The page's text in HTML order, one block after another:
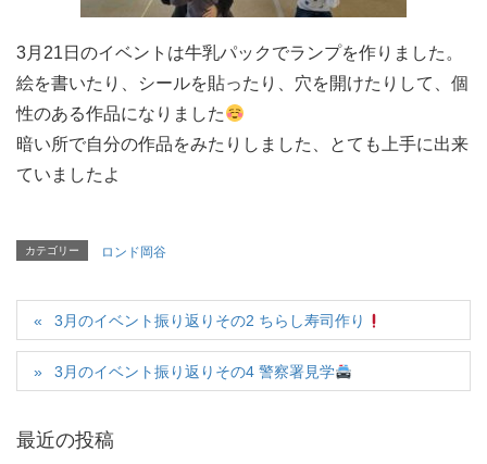
3月21日のイベントは牛乳パックでランプを作りました。
絵を書いたり、シールを貼ったり、穴を開けたりして、個
性のある作品になりました
暗い所で自分の作品をみたりしました、とても上手に出来
ていましたよ
カテゴリー ロンド岡谷
3月のイベント振り返りその2 ちらし寿司作り
3月のイベント振り返りその4 警察署見学
最近の投稿